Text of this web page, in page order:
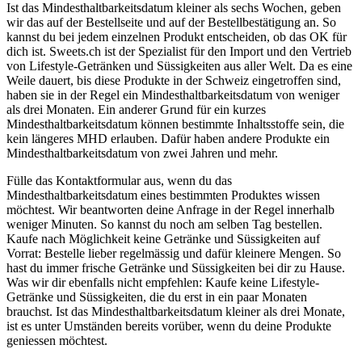
Ist das Mindesthaltbarkeitsdatum kleiner als sechs Wochen, geben
wir das auf der Bestellseite und auf der Bestellbestätigung an. So
kannst du bei jedem einzelnen Produkt entscheiden, ob das OK für
dich ist. Sweets.ch ist der Spezialist für den Import und den Vertrieb
von Lifestyle-Getränken und Süssigkeiten aus aller Welt. Da es eine
Weile dauert, bis diese Produkte in der Schweiz eingetroffen sind,
haben sie in der Regel ein Mindesthaltbarkeitsdatum von weniger
als drei Monaten. Ein anderer Grund für ein kurzes
Mindesthaltbarkeitsdatum können bestimmte Inhaltsstoffe sein, die
kein längeres MHD erlauben. Dafür haben andere Produkte ein
Mindesthaltbarkeitsdatum von zwei Jahren und mehr.
Fülle das Kontaktformular aus, wenn du das
Mindesthaltbarkeitsdatum eines bestimmten Produktes wissen
möchtest. Wir beantworten deine Anfrage in der Regel innerhalb
weniger Minuten. So kannst du noch am selben Tag bestellen.
Kaufe nach Möglichkeit keine Getränke und Süssigkeiten auf
Vorrat: Bestelle lieber regelmässig und dafür kleinere Mengen. So
hast du immer frische Getränke und Süssigkeiten bei dir zu Hause.
Was wir dir ebenfalls nicht empfehlen: Kaufe keine Lifestyle-
Getränke und Süssigkeiten, die du erst in ein paar Monaten
brauchst. Ist das Mindesthaltbarkeitsdatum kleiner als drei Monate,
ist es unter Umständen bereits vorüber, wenn du deine Produkte
geniessen möchtest.